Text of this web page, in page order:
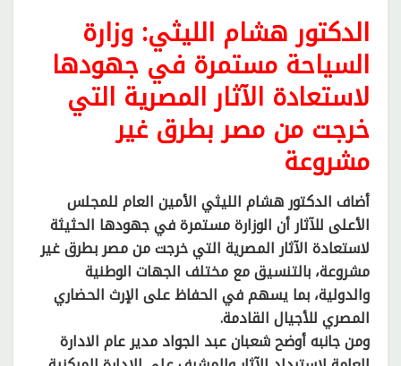
الدكتور هشام الليثي: وزارة
السياحة مستمرة في جهودها
لاستعادة الآثار المصرية التي
خرجت من مصر بطرق غير
مشروعة
أضاف الدكتور هشام الليثي الأمين العام للمجلس
الأعلى للآثار أن الوزارة مستمرة في جهودها الحثيثة
لاستعادة الآثار المصرية التي خرجت من مصر بطرق غير
مشروعة، بالتنسيق مع مختلف الجهات الوطنية
والدولية، بما يسهم في الحفاظ على الإرث الحضاري
المصري للأجيال القادمة.
ومن جانبه أوضح شعبان عبد الجواد مدير عام الادارة